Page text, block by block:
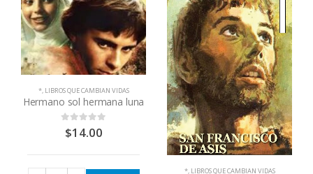
*, LIBROS QUE CAMBIAN VIDAS
Hermano sol hermana luna
out of 5
$14.00
*, LIBROS QUE CAMBIAN VIDAS